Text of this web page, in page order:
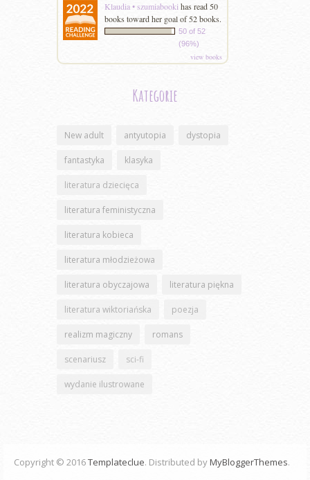
Klaudia • szumiabookihas read 50
books toward her goal of 52 books.
50 of 52
(96%)
view books
Kategorie
New adult antyutopia dystopia
fantastyka klasyka
literatura dziecięca
literatura feministyczna
literatura kobieca
literatura młodzieżowa
literatura obyczajowa literatura piękna
literatura wiktoriańska poezja
realizm magiczny romans
scenariusz sci-fi
wydanie ilustrowane
Copyright © 2016Templateclue. Distributed byMyBloggerThemes.